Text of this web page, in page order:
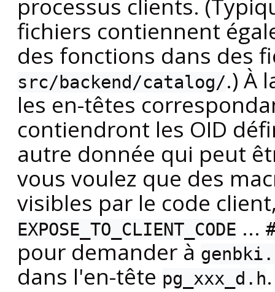
processus clients.
fichiers contiennent
des fonctions dans des
src/backend/catalog/.) À
les en-têtes
contiendront les OID
autre donnée qui peut
vous voulez que des
visibles par le code
EXPOSE_TO_CLIENT_CODE ...
pour demander à
dans l'en-tête pg_xxx_d.h.